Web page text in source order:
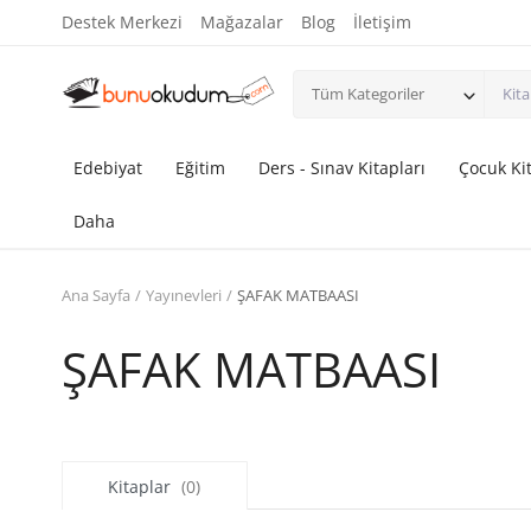
Destek Merkezi Mağazalar Blog İletişim
Tüm Kategoriler
Edebiyat Eğitim Ders - Sınav Kitapları Çocuk
Daha
Ana Sayfa Yayınevleri ŞAFAK MATBAASI
ŞAFAK MATBAASI
Kitaplar (0)